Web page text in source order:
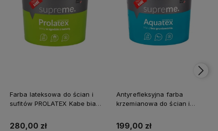
Farba lateksowa do ścian i
sufitów PROLATEX Kabe biała
matowa
280,00 zł
Antyrefleksyjna farba
krzemianowa do ścian i
199,00 zł